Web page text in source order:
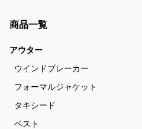
商品一覧
アウター
ウインドブレーカー
フォーマルジャケット
タキシード
ベスト